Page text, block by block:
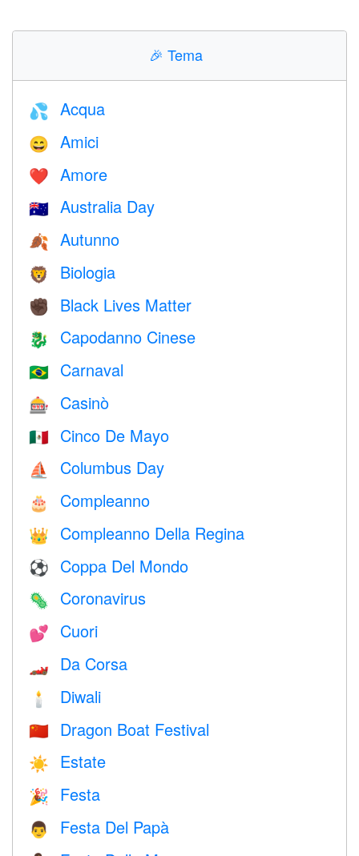
🎉 Tema
💦 Acqua
😄 Amici
❤️️ Amore
🇦🇺 Australia Day
🍂 Autunno
🦁 Biologia
✊🏿 Black Lives Matter
🐉 Capodanno Cinese
🇧🇷 Carnaval
🎰 Casinò
🇲🇽 Cinco De Mayo
⛵️ Columbus Day
🎂 Compleanno
👑 Compleanno Della Regina
⚽ Coppa Del Mondo
🦠 Coronavirus
💕 Cuori
🏎 Da Corsa
🕯 Diwali
🇨🇳 Dragon Boat Festival
☀️ Estate
🎉 Festa
👨 Festa Del Papà